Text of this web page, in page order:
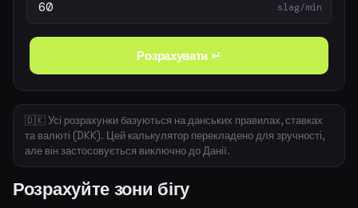
slag/min
Розрахувати ↵
🇩🇰 Усі розрахунки базуються на данських правилах, ставках
та валюті (DKK). Цей калькулятор перекладено для зручності,
але він застосовується виключно до Данії.
Розрахуйте зони бігу